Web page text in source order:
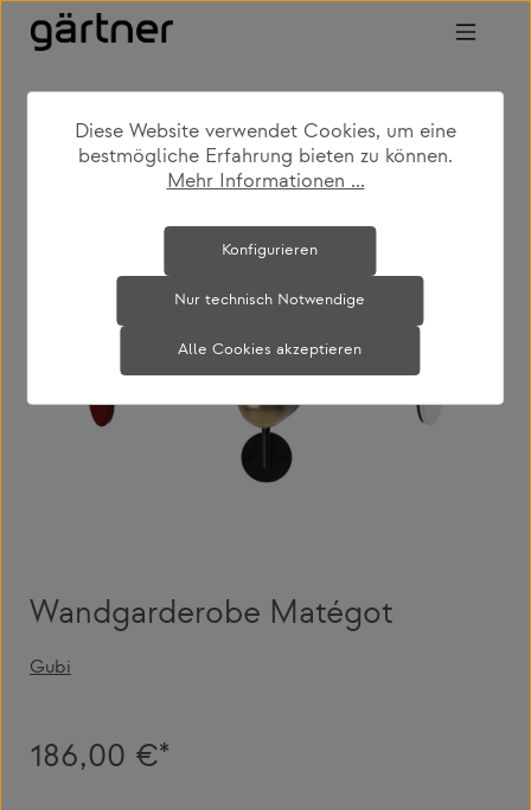
Zum Hauptinhalt springen
shop produkte wohnen garderoben
Bildergalerie überspringen
Wandgarderobe Matégot
Gubi
186,00 €*
Diese Website verwendet Cookies, um eine
bestmögliche Erfahrung bieten zu können.
Mehr Informationen ...
Nur technisch Notwendige
Konfigurieren
Alle Cookies akzeptieren